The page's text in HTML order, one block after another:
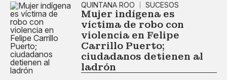
QUINTANA ROO
SUCESOS
Mujer indígena es
víctima de robo con
violencia en Felipe
Carrillo Puerto;
ciudadanos detienen al
ladrón